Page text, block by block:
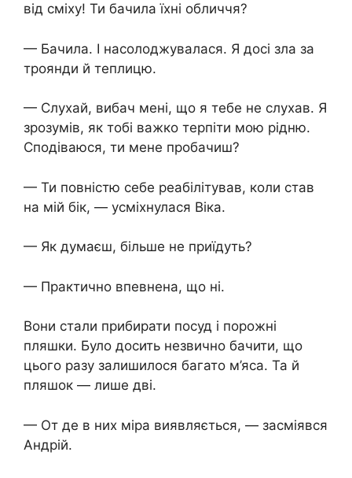
від сміху! Ти бачила їхні обличчя?
— Бачила. І насолоджувалася. Я досі зла за
троянди й теплицю.
— Слухай, вибач мені, що я тебе не слухав. Я
зрозумів, як тобі важко терпіти мою рідню.
Сподіваюся, ти мене пробачиш?
— Ти повністю себе реабілітував, коли став
на мій бік, — усміхнулася Віка.
— Як думаєш, більше не приїдуть?
— Практично впевнена, що ні.
Вони стали прибирати посуд і порожні
пляшки. Було досить незвично бачити, що
цього разу залишилося багато м’яса. Та й
пляшок — лише дві.
— От де в них міра виявляється, — засміявся
Андрій.